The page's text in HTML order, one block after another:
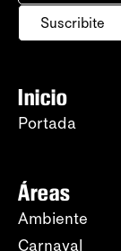
Suscribite
Inicio
Portada
Áreas
Ambiente
Carnaval